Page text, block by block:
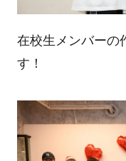
在校生メンバーの
す！